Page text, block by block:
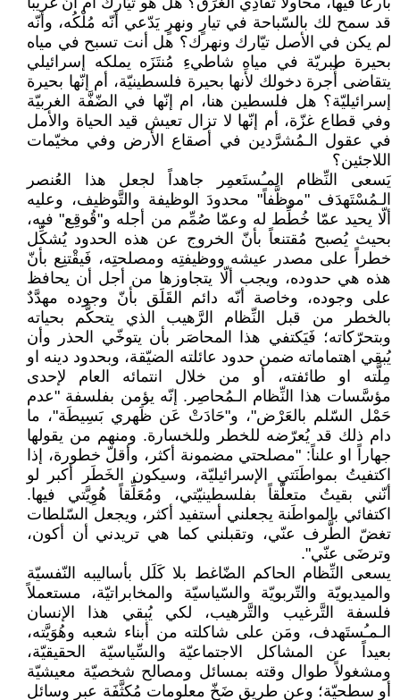
قد سمح لك بالسّباحة في تيارٍ ونهرٍ يَدّعي أنّه مُلْكُه، وأنّه
لم يكن في الأصل تيّارك ونهرك؟ هل أنت تسبح في مياه
بحيرة طبريّة في مياهِ شاطيءِ مُنتَزَه يملكه إسرائيلي
يتقاضى أُجرة دخولك لأنها بحيرة فلسطينيّة، أم إنّها بحيرة
إسرائيليّة؟ هل فلسطين هنا، ام إنّها في الضّفَّة الغربيّة
وفي قطاع غزّة، أم إنّها لا تزال تعيش قيد الحياة والأمل
في عقول الـمُشرَّدين في أصقاع الأرض وفي مخيّمات
اللاجئين؟
يَسعى النِّظام المـُستَعمِر جاهداً لجعل هذا العُنصر
الـمُسْتَهدَف "موظَّفاً" محدودَ الوظيفة والتَّوظيف، وعليه
ألّا يحيد عمّا خُطِّط له وعمّا صُمِّم من أجله و"قُوقِع" فيه،
بحيث يُصبح مُقتنعاً بأنّ الخروج عن هذه الحدود يُشكِّل
خطراً على مصدر عيشه ووظيفتِه ومصلحتِه، فَيقْتنِع بأنّ
هذه هي حدوده، ويجب ألّا يتجاوزها من أجل أن يحافظ
على وجوده، وخاصة أنّه دائم القَلَق بأنّ وجوده مهدَّدٌ
بالخطر من قبل النِّظام الرَّهيب الذي يتحكَّم بحياته
وبتحرّكاته؛ فَيَكتفي هذا المحاصَر بأن يتوخّي الحذر وأن
يُبقي اهتماماته ضمن حدود عائلته الضيّقة، وبحدود دينه او
مِلَّته او طائفته، أو من خلال انتمائه العام لإحدى
مؤسَّسات هذا النِّظام الـمُحاصِر. إنّه يؤمن بفلسفة "عدم
حَمْل السّلم بالعَرْض"، و"حَادَتْ عَن ظَهري بَسِيطَة"، ما
دام ذلك قد يُعرّضه للخطر وللخسارة. ومنهم من يقولها
جهاراً او علناً: "مصلحتي مضمونة أكثر، وأقلّ خطورة، إذا
اكتفيتُ بمواطَنَتي الإسرائيليّة، وسيكون الخَطَر أكبر لو
أنّني بقيتُ متعلّقاً بفلسطينيّتي، ومُعَلِّقاً هُوِيَّتي فيها.
اكتفائي بالمواطَنة يجعلني أستفيد أكثر، ويجعل السّلطات
تغضّ الطَّرف عنّي، وتقبلني كما هي تريدني أن أكون،
وترضَى عنّي".
يسعى النِّظام الحاكم الضّاغط بلا كَلَل بأساليبه النّفسيّة
والميديويّة والتّربويّة والسّياسيّة والمخابراتيّة، مستعملاً
فلسفة التَّرغيب والتَّرهيب، لكي يُبقي هذا الإنسان
الـمـُستَهدف، ومَن على شاكلته من أبناء شعبه وهُوَيَّته،
بعيداً عن المشاكل الاجتماعيّة والسِّياسيّة الحقيقيّة،
ومشغولاً طوال وقته بمسائل ومصالح شخصيّة معيشيّة
أو سطحيّة؛ وعن طريق ضَخّ معلومات مُكثَّفَة عبر وسائل